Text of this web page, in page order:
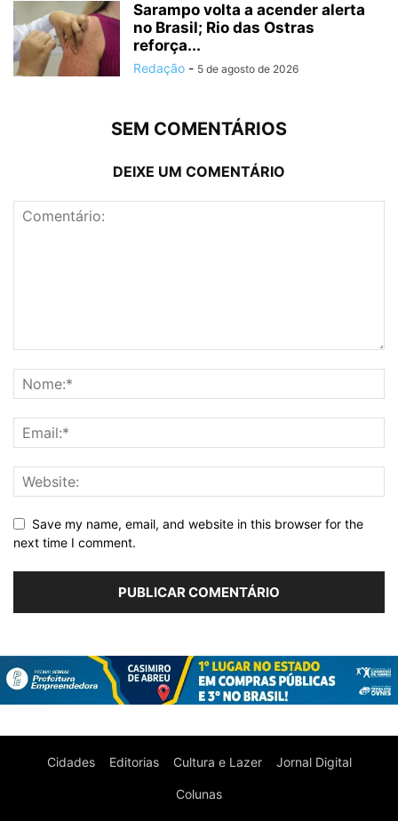
Sarampo volta a acender alerta
no Brasil; Rio das Ostras
reforça...
Redação - 5 de agosto de 2026
SEM COMENTÁRIOS
DEIXE UM COMENTÁRIO
Save my name, email, and website in this browser for the
next time I comment.
Cidades Editorias Cultura e Lazer Jornal Digital
Colunas